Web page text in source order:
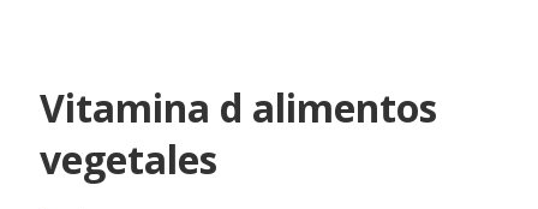
Vitamina d alimentos
vegetales